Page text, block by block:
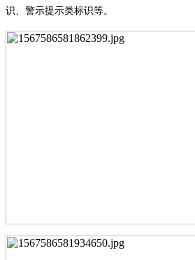
识、警示提示类标识等。